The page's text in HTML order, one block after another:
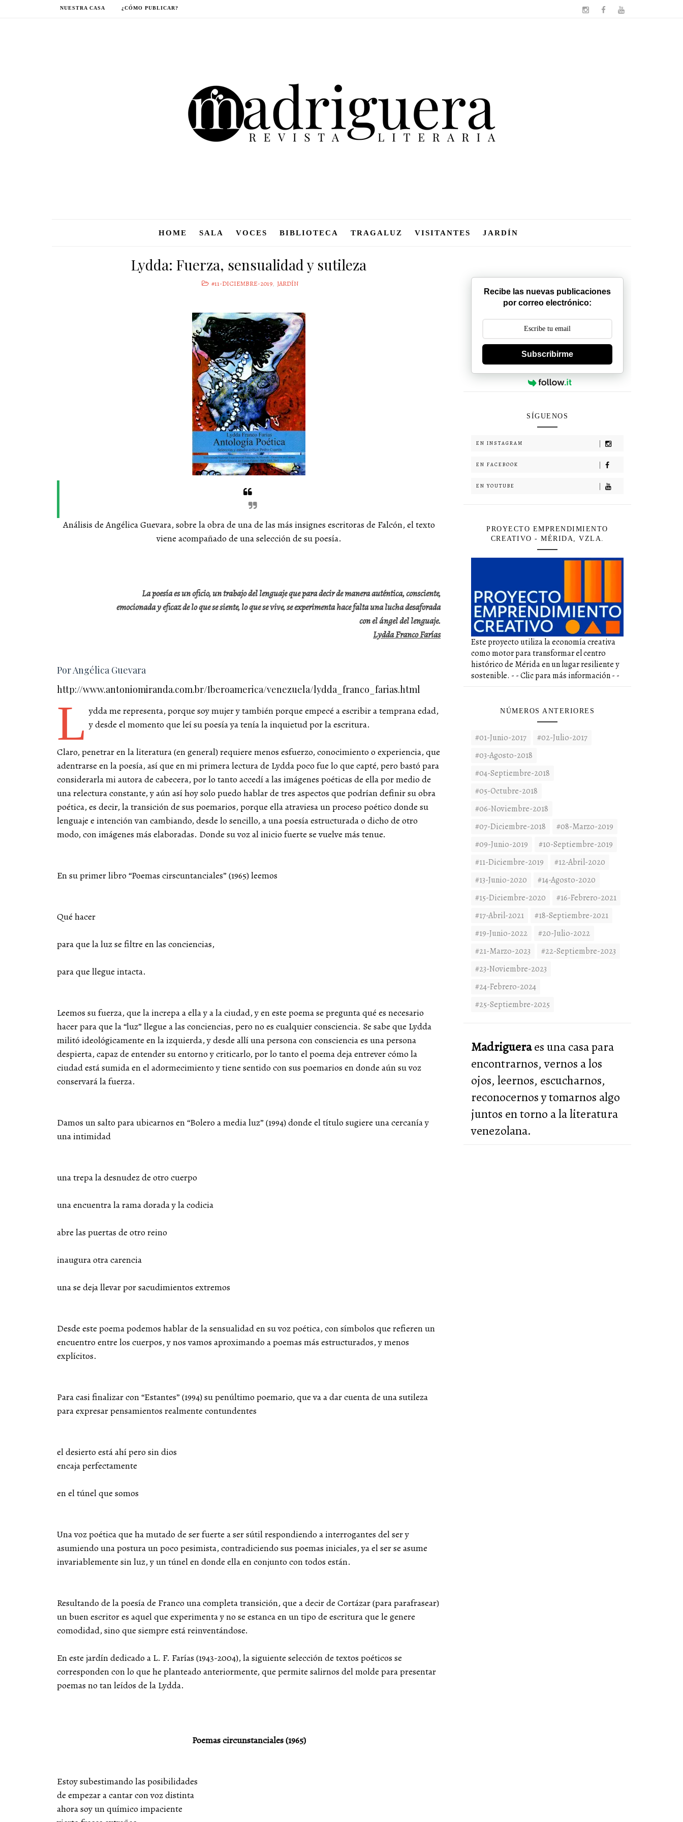
NUESTRA CASA ¿CÓMO PUBLICAR?
HOME SALA VOCES BIBLIOTECA TRAGALUZ VISITANTES JARDÍN
Lydda: Fuerza, sensualidad y sutileza
#11-DICIEMBRE-2019, JARDÍN
Análisis de Angélica Guevara, sobre la obra de una de las más insignes escritoras de Falcón, el texto
viene acompañado de una selección de su poesía.
La poesía es un oficio, un trabajo del lenguaje que para decir de manera auténtica, consciente,
emocionada y eficaz de lo que se siente, lo que se vive, se experimenta hace falta una lucha desaforada
con el ángel del lenguaje.
Lydda Franco Farías
Por Angélica Guevara
http://www.antoniomiranda.com.br/Iberoamerica/venezuela/lydda_franco_farias.html
L ydda me representa, porque soy mujer y también porque empecé a escribir a temprana edad,
y desde el momento que leí su poesía ya tenía la inquietud por la escritura.
Claro, penetrar en la literatura (en general) requiere menos esfuerzo, conocimiento o experiencia, que
adentrarse en la poesía, así que en mi primera lectura de Lydda poco fue lo que capté, pero bastó para
considerarla mi autora de cabecera, por lo tanto accedí a las imágenes poéticas de ella por medio de
una relectura constante, y aún así hoy solo puedo hablar de tres aspectos que podrían definir su obra
poética, es decir, la transición de sus poemarios, porque ella atraviesa un proceso poético donde su
lenguaje e intención van cambiando, desde lo sencillo, a una poesía estructurada o dicho de otro
modo, con imágenes más elaboradas. Donde su voz al inicio fuerte se vuelve más tenue.
En su primer libro “Poemas cirscuntanciales” (1965) leemos
Qué hacer
para que la luz se filtre en las conciencias,
para que llegue intacta.
Leemos su fuerza, que la increpa a ella y a la ciudad, y en este poema se pregunta qué es necesario
hacer para que la “luz” llegue a las conciencias, pero no es cualquier consciencia. Se sabe que Lydda
militó ideológicamente en la izquierda, y desde allí una persona con consciencia es una persona
despierta, capaz de entender su entorno y criticarlo, por lo tanto el poema deja entrever cómo la
ciudad está sumida en el adormecimiento y tiene sentido con sus poemarios en donde aún su voz
conservará la fuerza.
Damos un salto para ubicarnos en “Bolero a media luz” (1994) donde el título sugiere una cercanía y
una intimidad
una trepa la desnudez de otro cuerpo
una encuentra la rama dorada y la codicia
abre las puertas de otro reino
inaugura otra carencia
una se deja llevar por sacudimientos extremos
Desde este poema podemos hablar de la sensualidad en su voz poética, con símbolos que refieren un
encuentro entre los cuerpos, y nos vamos aproximando a poemas más estructurados, y menos
explícitos.
Para casi finalizar con “Estantes” (1994) su penúltimo poemario, que va a dar cuenta de una sutileza
para expresar pensamientos realmente contundentes
el desierto está ahí pero sin dios
encaja perfectamente
en el túnel que somos
Una voz poética que ha mutado de ser fuerte a ser sútil respondiendo a interrogantes del ser y
asumiendo una postura un poco pesimista, contradiciendo sus poemas iniciales, ya el ser se asume
invariablemente sin luz, y un túnel en donde ella en conjunto con todos están.
Resultando de la poesía de Franco una completa transición, que a decir de Cortázar (para parafrasear)
un buen escritor es aquel que experimenta y no se estanca en un tipo de escritura que le genere
comodidad, sino que siempre está reinventándose.
En este jardín dedicado a L. F. Farías (1943-2004), la siguiente selección de textos poéticos se
corresponden con lo que he planteado anteriormente, que permite salirnos del molde para presentar
poemas no tan leídos de la Lydda.
Poemas circunstanciales (1965)
Estoy subestimando las posibilidades
de empezar a cantar con voz distinta
ahora soy un químico impaciente
Recibe las nuevas publicaciones
por correo electrónico:
Subscribirme
SÍGUENOS
EN INSTAGRAM
EN FACEBOOK
EN YOUTUBE
PROYECTO EMPRENDIMIENTO
CREATIVO - MÉRIDA, VZLA.
Este proyecto utiliza la economía creativa
como motor para transformar el centro
histórico de Mérida en un lugar resiliente y
sostenible. - - Clic para más información - -
NÚMEROS ANTERIORES
#01-Junio-2017
#02-Julio-2017
#03-Agosto-2018
#04-Septiembre-2018
#05-Octubre-2018
#06-Noviembre-2018
#07-Diciembre-2018
#08-Marzo-2019
#09-Junio-2019
#10-Septiembre-2019
#11-Diciembre-2019
#12-Abril-2020
#13-Junio-2020
#14-Agosto-2020
#15-Diciembre-2020
#16-Febrero-2021
#17-Abril-2021
#18-Septiembre-2021
#19-Junio-2022
#20-Julio-2022
#21-Marzo-2023
#22-Septiembre-2023
#23-Noviembre-2023
#24-Febrero-2024
#25-Septiembre-2025
Madrigueraes una casa para
encontrarnos, vernos a los
ojos, leernos, escucharnos,
reconocernos y tomarnos algo
juntos en torno a la literatura
venezolana.